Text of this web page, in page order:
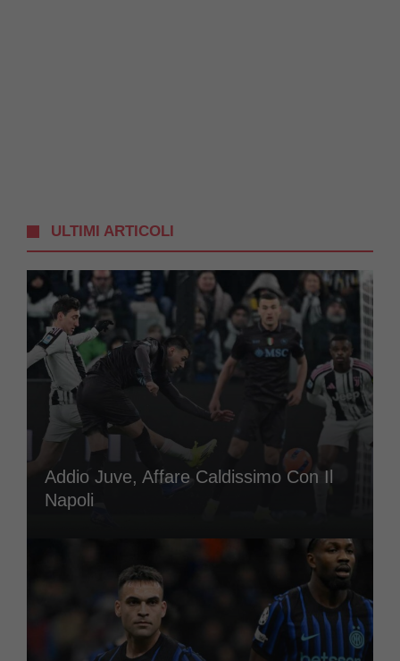
ULTIMI ARTICOLI
Addio Juve, Affare Caldissimo Con Il
Napoli